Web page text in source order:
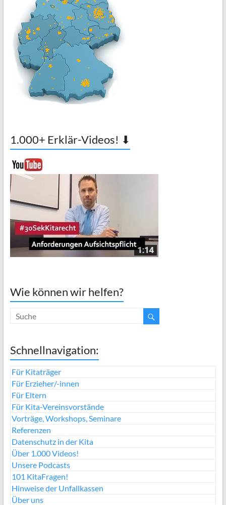
1.000+ Erklär-Videos! ⬇
Wie können wir helfen?
Schnellnavigation:
Für Kitaträger
Für Erzieher/-innen
Für Eltern
Für Kita-Vereinsvorstände
Vorträge, Workshops, Seminare
Referenzen
Datenschutz in der Kita
Über 1.000 Videos!
Unsere Podcasts
101 KitaFragen!
Hinweise der Unfallkassen
Über uns